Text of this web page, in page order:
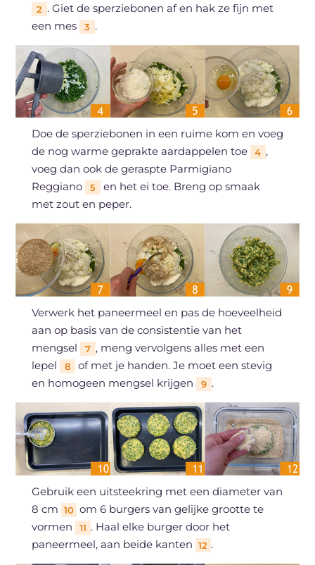
2 . Giet de sperziebonen af en hak ze fijn met
een mes
3 .
Doe de sperziebonen in een ruime kom en voeg
de nog warme geprakte aardappelen toe
4 ,
voeg dan ook de geraspte Parmigiano
Reggiano
5
en het ei toe. Breng op smaak
met zout en peper.
Verwerk het paneermeel en pas de hoeveelheid
aan op basis van de consistentie van het
mengsel
7 , meng vervolgens alles met een
lepel
8
of met je handen. Je moet een stevig
en homogeen mengsel krijgen
9 .
Gebruik een uitsteekring met een diameter van
8 cm 10 om 6 burgers van gelijke grootte te
vormen
11 . Haal elke burger door het
paneermeel, aan beide kanten 12 .